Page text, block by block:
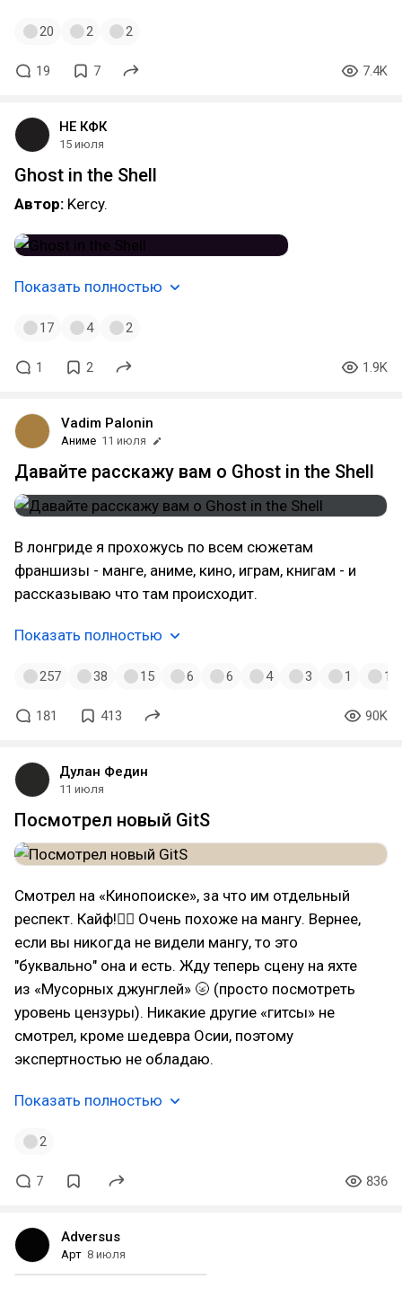
20 2 2
19 7 7.4K
НЕ КФК
15 июля
Ghost in the Shell
Автор: Kercy.
Показать полностью
17 4 2
1 2 1.9K
Vadim Palonin
Аниме 11 июля
Давайте расскажу вам о Ghost in the Shell
В лонгриде я прохожусь по всем сюжетам
франшизы - манге, аниме, кино, играм, книгам - и
рассказываю что там происходит.
Показать полностью
257 38 15 6 6 4 3 1 1
181 413 90K
Дулан Федин
11 июля
Посмотрел новый GitS
Смотрел на «Кинопоиске», за что им отдельный
респект. Кайф!👍🏻 Очень похоже на мангу. Вернее,
если вы никогда не видели мангу, то это
"буквально" она и есть. Жду теперь сцену на яхте
из «Мусорных джунглей» 🌝 (просто посмотреть
уровень цензуры). Никакие другие «гитсы» не
смотрел, кроме шедевра Осии, поэтому
экспертностью не обладаю.
Показать полностью
2
7 836
Adversus
Арт 8 июля